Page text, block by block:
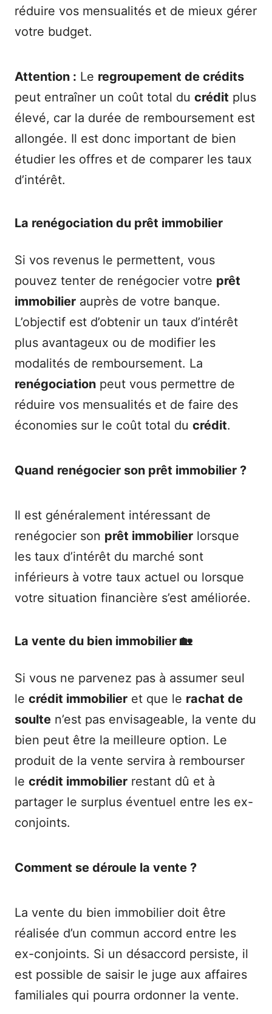
réduire vos mensualités et de mieux gérer
votre budget.
Attention : Le regroupement de crédits
peut entraîner un coût total du crédit plus
élevé, car la durée de remboursement est
allongée. Il est donc important de bien
étudier les offres et de comparer les taux
d’intérêt.
La renégociation du prêt immobilier
Si vos revenus le permettent, vous
pouvez tenter de renégocier votre prêt
immobilier auprès de votre banque.
L’objectif est d’obtenir un taux d’intérêt
plus avantageux ou de modifier les
modalités de remboursement. La
renégociation peut vous permettre de
réduire vos mensualités et de faire des
économies sur le coût total du crédit.
Quand renégocier son prêt immobilier ?
Il est généralement intéressant de
renégocier son prêt immobilier lorsque
les taux d’intérêt du marché sont
inférieurs à votre taux actuel ou lorsque
votre situation financière s’est améliorée.
La vente du bien immobilier 🏡
Si vous ne parvenez pas à assumer seul
le crédit immobilier et que le rachat de
soulte n’est pas envisageable, la vente du
bien peut être la meilleure option. Le
produit de la vente servira à rembourser
le crédit immobilier restant dû et à
partager le surplus éventuel entre les ex-
conjoints.
Comment se déroule la vente ?
La vente du bien immobilier doit être
réalisée d’un commun accord entre les
ex-conjoints. Si un désaccord persiste, il
est possible de saisir le juge aux affaires
familiales qui pourra ordonner la vente.